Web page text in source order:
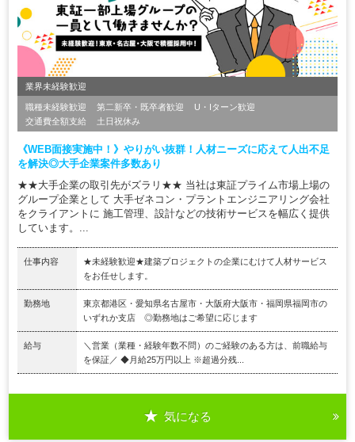
業界未経験歓迎
職種未経験歓迎 第二新卒・既卒者歓迎
U・Iターン歓迎
交通費全額支給
土日祝休み
《WEB面接実施中！》やりがい抜群！人材ニーズに応えて人出不足
を解決◎大手企業案件多数あり
★★大手企業の取引先がズラリ★★ 当社は東証プライム市場上場の
グループ企業として 大手ゼネコン・プラントエンジニアリング会社
をクライアントに 施工管理、設計などの技術サービスを幅広く提供
しています。...
仕事内容
★未経験歓迎★建築プロジェクトの企業にむけて人材サービス
をお任せします。
勤務地
東京都港区・愛知県名古屋市・大阪府大阪市・福岡県福岡市の
いずれか支店 ◎勤務地はご希望に応じます
給与
＼営業（業種・経験年数不問）のご経験のある方は、前職給与
を保証／ ◆月給25万円以上 ※超過分残...
気になる